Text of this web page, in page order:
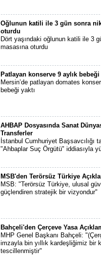
Oğlunun katili ile 3 gün sonra
oturdu
Dört yaşındaki oğlunun katili ile 3
masasına oturdu
Patlayan konserve 9 aylık bebeği
Mersin’de patlayan domates
bebeği yaktı
AHBAP Dosyasında Sanat
Transferler
İstanbul Cumhuriyet Başsavcılığı
"Ahbaplar Suç Örgütü" iddiasıyla
MSB'den Terörsüz Türkiye
MSB: "Terörsüz Türkiye, ulusal
güçlendiren stratejik bir vizyondur"
Bahçeli'den Çerçeve Yasa
MHP Genel Başkanı Bahçeli:
imzayla bin yıllık kardeşliğimiz bir
tescillenmiştir"